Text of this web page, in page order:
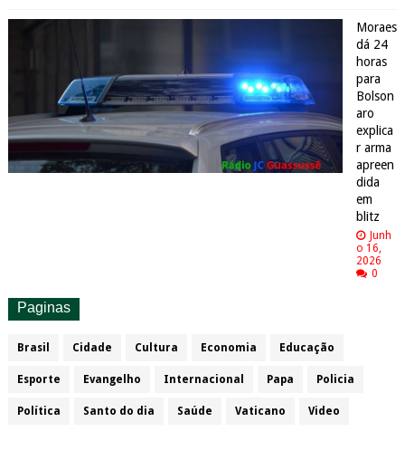
Moraes
dá 24
horas
para
Bolson
aro
explica
r arma
apreen
dida
em
blitz
Junh
o 16,
2026
0
Paginas
Brasil Cidade Cultura Economia Educação
Esporte Evangelho Internacional Papa Policia
Política Santo do dia Saúde Vaticano Video